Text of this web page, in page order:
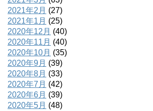
2021年2月 (27)
2021年1月 (25)
2020年12月 (40)
2020年11月 (40)
2020年10月 (35)
2020年9月 (39)
2020年8月 (33)
2020年7月 (42)
2020年6月 (39)
2020年5月 (48)